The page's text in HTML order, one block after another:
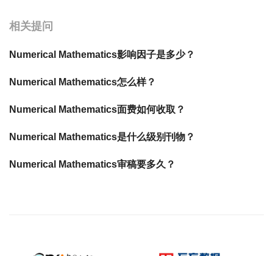
相关提问
Numerical Mathematics影响因子是多少？
Numerical Mathematics怎么样？
Numerical Mathematics面费如何收取？
Numerical Mathematics是什么级别刊物？
Numerical Mathematics审稿要多久？